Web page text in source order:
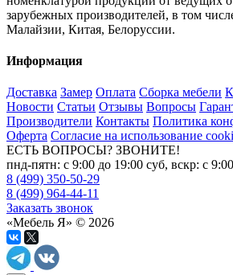
зарубежных производителей, в том
Малайзии, Китая, Белоруссии.
Информация
Доставка Замер Оплата Сборка мебели
Новости Статьи Отзывы Вопросы
Производители Контакты Политика
Оферта Согласие на использование
ЕСТЬ ВОПРОСЫ? ЗВОНИТЕ!
пнд-пятн: с 9:00 до 19:00 суб, вскр: с
8 (499) 350-50-29
8 (499) 964-44-11
Заказать звонок
«Мебель Я» © 2026